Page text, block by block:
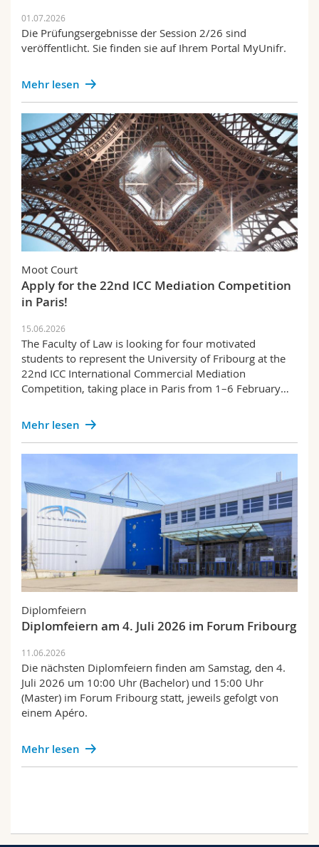
01.07.2026
Die Prüfungsergebnisse der Session 2/26 sind
veröffentlicht. Sie finden sie auf Ihrem Portal MyUnifr.
Mehr lesen
Moot Court
Apply for the 22nd ICC Mediation Competition
in Paris!
15.06.2026
The Faculty of Law is looking for four motivated
students to represent the University of Fribourg at the
22nd ICC International Commercial Mediation
Competition, taking place in Paris from 1–6 February…
Mehr lesen
Diplomfeiern
Diplomfeiern am 4. Juli 2026 im Forum Fribourg
11.06.2026
Die nächsten Diplomfeiern finden am Samstag, den 4.
Juli 2026 um 10:00 Uhr (Bachelor) und 15:00 Uhr
(Master) im Forum Fribourg statt, jeweils gefolgt von
einem Apéro.
Mehr lesen